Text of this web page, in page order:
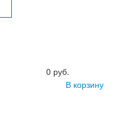
0 руб.
В корзину